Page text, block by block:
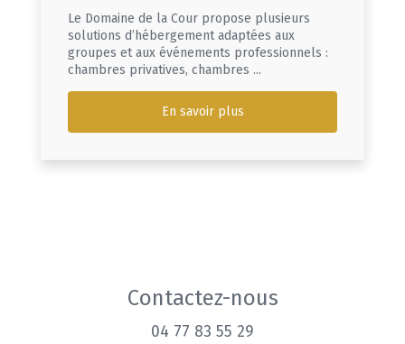
Le Domaine de la Cour propose plusieurs
solutions d’hébergement adaptées aux
groupes et aux événements professionnels :
chambres privatives, chambres ...
En savoir plus
Contactez-nous
04 77 83 55 29